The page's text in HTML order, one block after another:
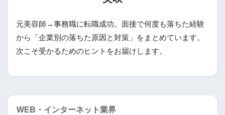
元美容師→事務職に転職成功。面接で何度も落ちた経験
から「企業別の落ちた原因と対策」をまとめています。
次こそ受かるためのヒントをお届けします。
WEB・インターネット業界